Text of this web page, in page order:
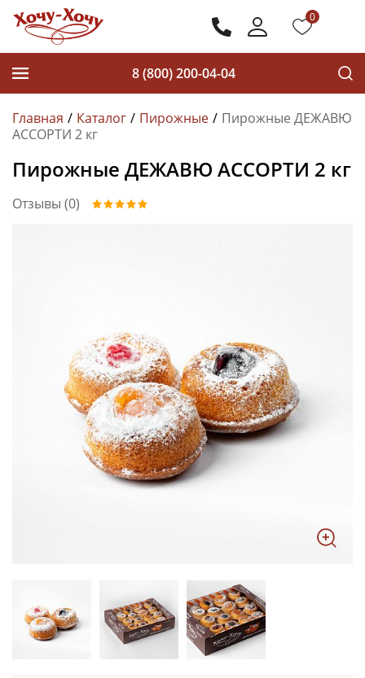
0
8 (800) 200-04-04
Главная Каталог Пирожные
Пирожные ДЕЖАВЮ
АССОРТИ 2 кг
Пирожные ДЕЖАВЮ АССОРТИ 2 кг
Отзывы (0)